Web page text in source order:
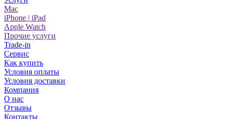
Mac
iPhone | iPad
Apple Watch
Прочие услуги
Trade-in
Сервис
Как купить
Условия оплаты
Условия доставки
Компания
О нас
Отзывы
Контакты